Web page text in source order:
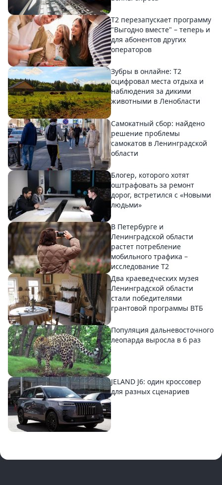
Т2 перезапускает программу
"Выгодно вместе" – теперь и
для абонентов других
операторов
Зубры в онлайне: Т2
оцифровал места отдыха и
наблюдения за дикими
животными в Ленобласти
Самокатный сбор: найдено
решение проблемы
самокатов в Ленинградской
области
Блогер, которого хотят
оштрафовать за ремонт
дорог, встретился с «Новыми
людьми»
В Петербурге и
Ленинградской области
растет потребление
мобильного трафика –
исследование T2
Два краеведческих музея
Ленинградской области
стали победителями
грантовой программы ВТБ
Популяция дальневосточного
леопарда выросла в 6 раз
JELAND J6: один кроссовер
для разных сценариев